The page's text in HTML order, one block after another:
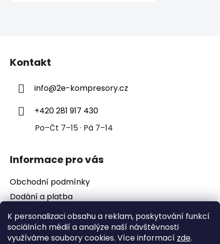
K personalizaci obsahu a reklam, poskytování funkcí
sociálních médií a analýze naší návštěvnosti
využíváme soubory cookies. Více informací zde.
Kontakt
info@2e-kompresory.cz
+420 281 917 430
Po–Čt 7–15 · Pá 7–14
Informace pro vás
Obchodní podmínky
Dodání a platba
Podmínky ochrany osobních údajů